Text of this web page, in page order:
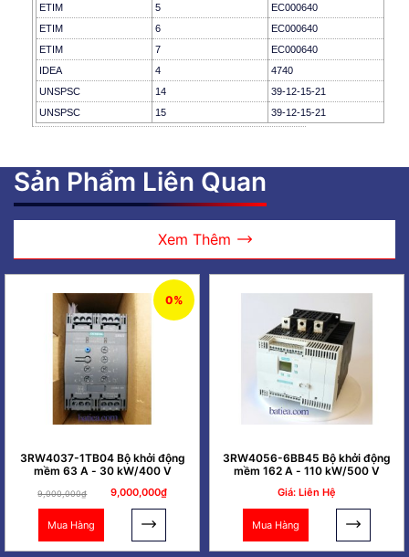
ETIM
5
EC000640
ETIM
6
EC000640
ETIM
7
EC000640
IDEA
4
4740
UNSPSC
14
39-12-15-21
UNSPSC
15 39-12-15-21
Sản Phẩm Liên Quan
Xem Thêm
0%
3RW4037-1TB04 Bộ khởi động
mềm 63 A - 30 kW/400 V
9,000,000₫ 9,000,000₫
Mua Hàng
3RW4056-6BB45 Bộ khởi động
mềm 162 A - 110 kW/500 V
Giá: Liên Hệ
Mua Hàng